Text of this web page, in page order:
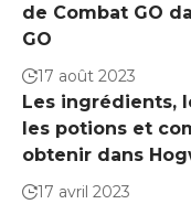
de Combat GO
GO
17 août 2023
Les ingrédients,
les potions et
obtenir dans
17 avril 2023